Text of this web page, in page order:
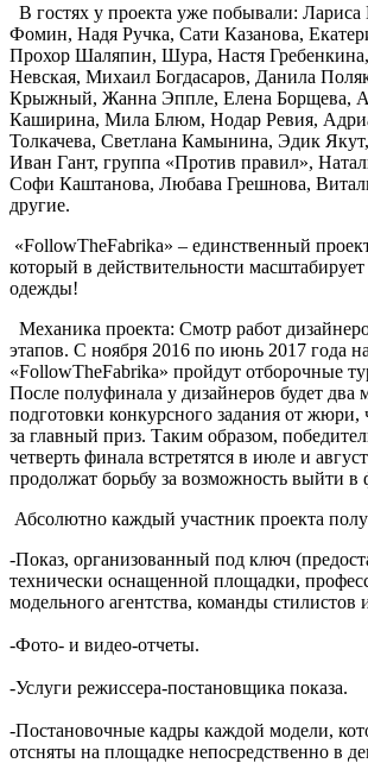
В гостях у проекта уже побывали:
Фомин, Надя Ручка, Сати Казанова,
Прохор Шаляпин, Шура, Настя
Невская, Михаил Богдасаров, Данила
Крыжный, Жанна Эппле, Елена Борщева,
Каширина, Мила Блюм, Нодар Ревия,
Толкачева, Светлана Камынина, Эдик
Иван Гант, группа «Против правил»,
Софи Каштанова, Любава Грешнова,
другие.
«FollowTheFabrika» – единственный
который в действительности
одежды!
Механика проекта: Смотр работ
этапов. С ноября 2016 по июнь 2017 года
«FollowTheFabrika» пройдут отборочные
После полуфинала у дизайнеров будет два
подготовки конкурсного задания от жюри,
за главный приз. Таким образом,
четверть финала встретятся в июле и
продолжат борьбу за возможность выйти в
Абсолютно каждый участник проекта
-Показ, организованный под ключ
технически оснащенной площадки,
модельного агентства, команды стилистов
-Фото- и видео-отчеты.
-Услуги режиссера-постановщика показа.
-Постановочные кадры каждой модели,
отсняты на площадке непосредственно в